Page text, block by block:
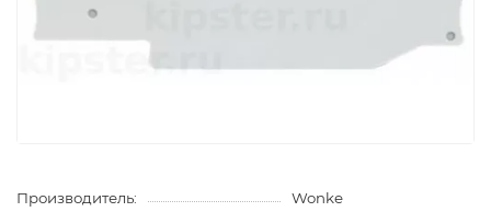
Производитель:
Wonke